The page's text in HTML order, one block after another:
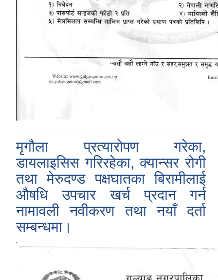
मृगौला प्रत्यारोपण गरेका,
डायलाइसिस गरिरहेका, क्यान्सर रोगी
तथा मेरुदण्ड पक्षघातका बिरामीलाई
औषधि उपचार खर्च प्रदान गर्न
नामावली नवीकरण तथा नयाँ दर्ता
सम्बन्धमा।